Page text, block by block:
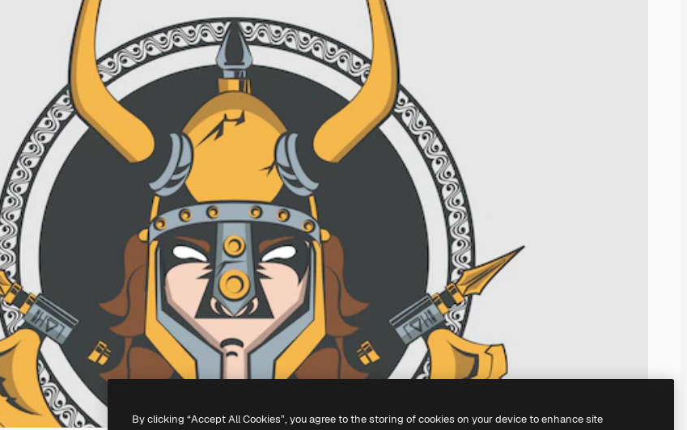
By clicking “Accept All Cookies”, you agree to the storing of cookies on your device to enhance site